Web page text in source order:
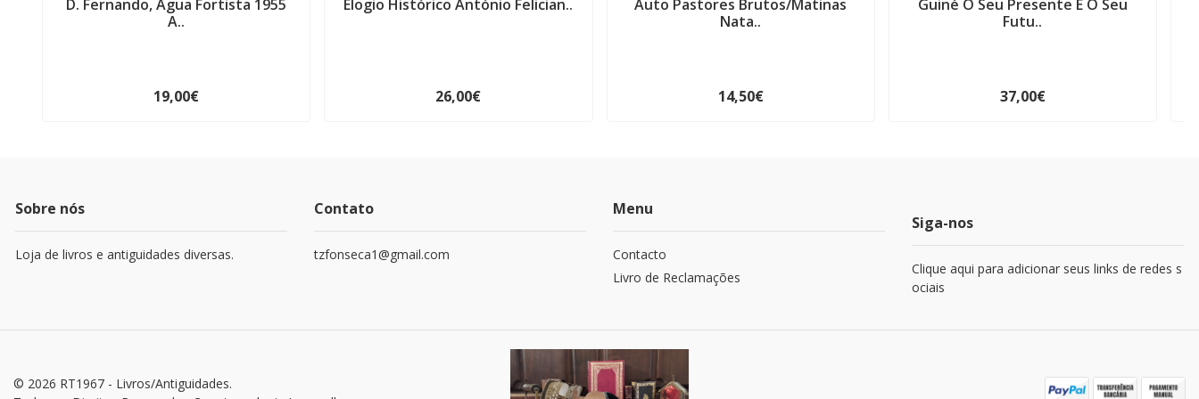
D. Fernando, Água Fortista 1955
A..
19,00€
Elogio Histórico António Felician..
26,00€
Auto Pastores Brutos/Matinas
Nata..
14,50€
Guiné O Seu Presente E O Seu
Futu..
37,00€
Sobre nós
Loja de livros e antiguidades diversas.
Contato
tzfonseca1@gmail.com
Menu
Contacto
Livro de Reclamações
Siga-nos
Clique aqui para adicionar seus links de redes s
ociais
© 2026 RT1967 - Livros/Antiguidades.